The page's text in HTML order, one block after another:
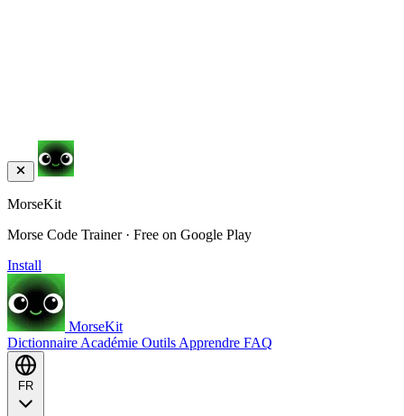
MorseKit
Morse Code Trainer · Free on Google Play
Install
MorseKit
Dictionnaire Académie Outils Apprendre FAQ